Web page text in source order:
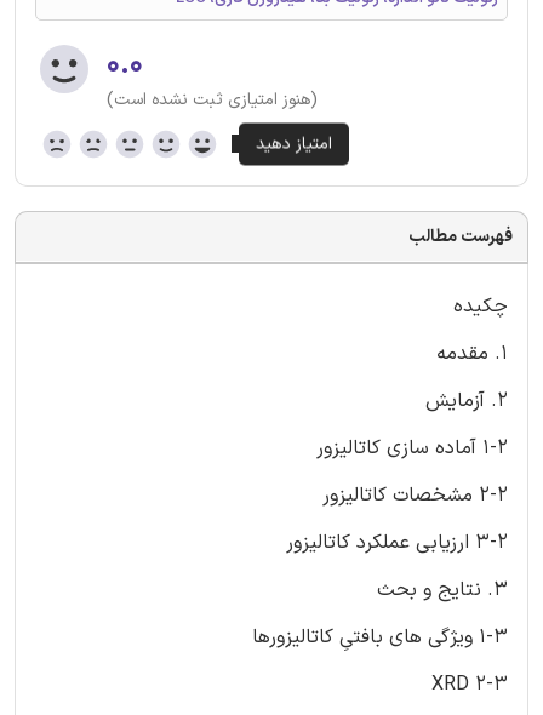
۰.۰
(هنوز امتیازی ثبت نشده است)
فهرست مطالب
چکیده
1. مقدمه
2. آزمایش
1-2 آماده سازی کاتالیزور
2-2 مشخصات کاتالیزور
3-2 ارزیابی عملکرد کاتالیزور
3. نتایج و بحث
1-3 ویژگی های بافتیِ کاتالیزورها
2-3 XRD